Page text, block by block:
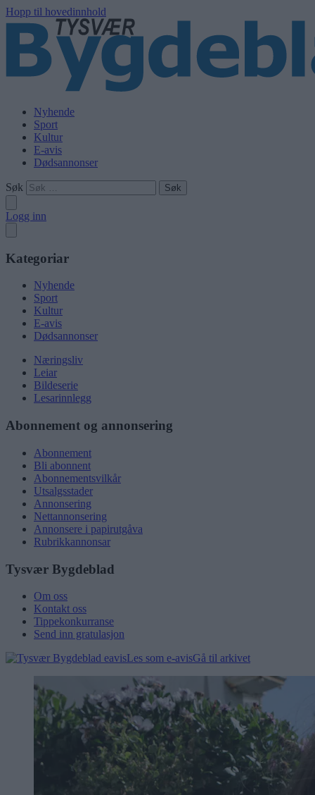
Hopp til hovedinnhold
Nyhende
Sport
Kultur
E-avis
Dødsannonser
Søk
Logg inn
Kategoriar
Nyhende
Sport
Kultur
E-avis
Dødsannonser
Næringsliv
Leiar
Bildeserie
Lesarinnlegg
Abonnement og annonsering
Abonnement
Bli abonnent
Abonnementsvilkår
Utsalgsstader
Annonsering
Nettannonsering
Annonsere i papirutgåva
Rubrikkannonsar
Tysvær Bygdeblad
Om oss
Kontakt oss
Tippekonkurranse
Send inn gratulasjon
Les som e-avisGå til arkivet